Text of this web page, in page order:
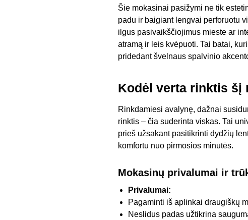
Šie mokasinai pasižymi ne tik
padu ir baigiant lengvai perforuotu
ilgus pasivaikščiojimus mieste ar
atramą ir leis kvėpuoti. Tai batai,
pridedant švelnaus spalvinio
Kodėl verta rinktis šį
Rinkdamiesi avalynę, dažnai
rinktis – čia suderinta viskas. Tai
prieš užsakant pasitikrinti dydžių
komfortu nuo pirmosios minutės.
Mokasinų privalumai ir
Privalumai:
Pagaminti iš aplinkai draugiškų
Neslidus padas užtikrina